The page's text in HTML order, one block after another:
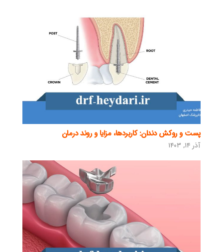
پست و روکش دندان: کاربردها، مزایا و روند درمان
آذر ۱۴, ۱۴۰۳